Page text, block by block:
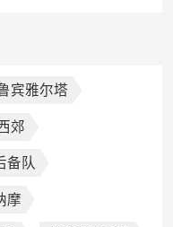
宾雅尔塔
郊
备队
摩